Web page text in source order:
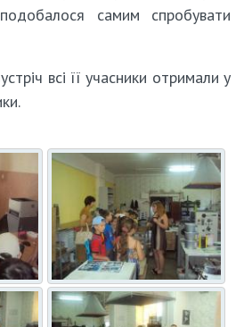
самим спробувати
всі її учасники отримали у